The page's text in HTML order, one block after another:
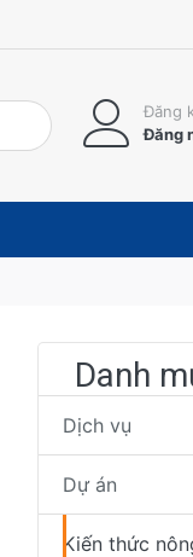
Đăng
Đăng
Danh
Dịch vụ
Dự án
Kiến thức